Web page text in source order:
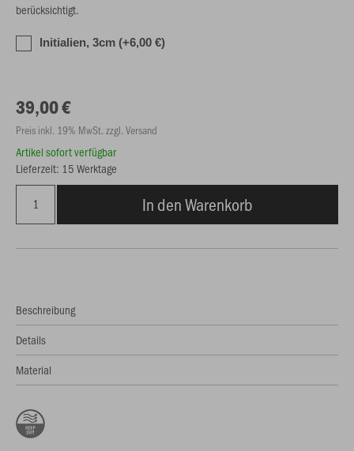
berücksichtigt.
Initialien, 3cm (+6,00 €)
39,00 €
Preis inkl. 19% MwSt. zzgl. Versand
Artikel sofort verfügbar
Lieferzeit: 15 Werktage
In den Warenkorb
Beschreibung
Details
Material